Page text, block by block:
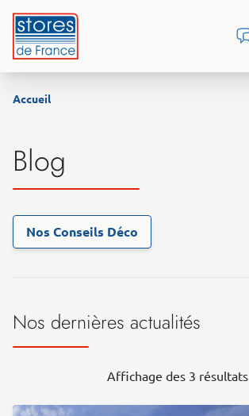
Accueil
Blog
Nos Conseils Déco
Nos dernières actualités
Affichage des 3 résultats